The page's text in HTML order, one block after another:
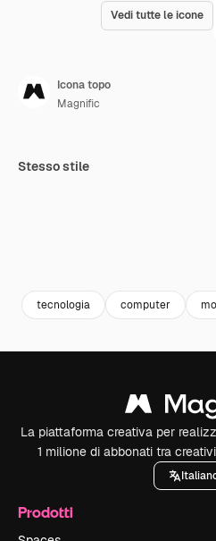
Vedi tutte le icone
Icona topo
Magnific
Stesso stile
tecnologia computer
La piattaforma creativa per
1 milione di abbonati tra
Prodotti